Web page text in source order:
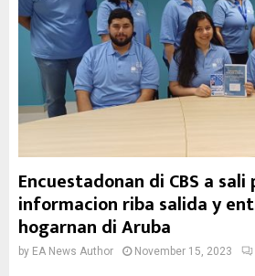
Encuestadonan di CBS a sali
informacion riba salida y
hogarnan di Aruba
by EA News Author November 15, 2023